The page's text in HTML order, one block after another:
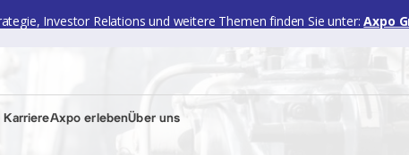
Investor Relations und weitere Themen finden Sie unter: Axpo
KarriereAxpo erlebenÜber uns